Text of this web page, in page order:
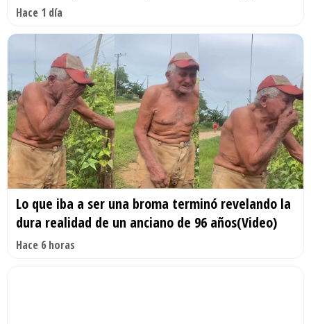
Hace 1 día
Lo que iba a ser una broma terminó revelando la
dura realidad de un anciano de 96 años(Video)
Hace 6 horas